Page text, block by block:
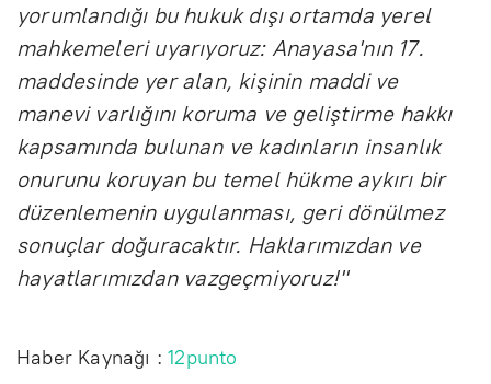
yorumlandığı bu hukuk dışı ortamda yerel
mahkemeleri uyarıyoruz: Anayasa'nın 17.
maddesinde yer alan, kişinin maddi ve
manevi varlığını koruma ve geliştirme hakkı
kapsamında bulunan ve kadınların insanlık
onurunu koruyan bu temel hükme aykırı bir
düzenlemenin uygulanması, geri dönülmez
sonuçlar doğuracaktır. Haklarımızdan ve
hayatlarımızdan vazgeçmiyoruz!"
Haber Kaynağı :12punto